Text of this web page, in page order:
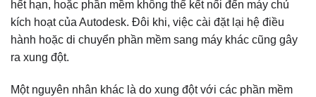
hết hạn, hoặc phần mềm không thể kết nối đến máy chủ
kích hoạt của Autodesk. Đôi khi, việc cài đặt lại hệ điều
hành hoặc di chuyển phần mềm sang máy khác cũng gây
ra xung đột.
Một nguyên nhân khác là do xung đột với các phần mềm